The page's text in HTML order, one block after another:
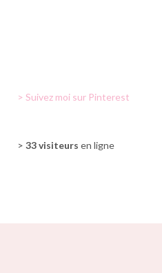
> Suivez moi sur Pinterest
> 33 visiteurs en ligne